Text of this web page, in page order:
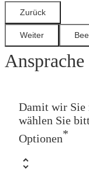
Ansprache
Damit wir Sie
wählen Sie
Optionen*